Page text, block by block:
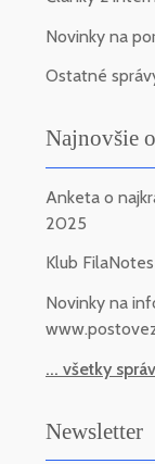
Novinky na
Ostatné
Najnovšie
Anketa o
2025
Klub
Novinky na
... všetky
Newsletter